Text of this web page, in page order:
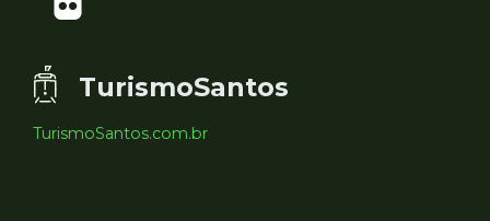
TurismoSantos
TurismoSantos.com.br